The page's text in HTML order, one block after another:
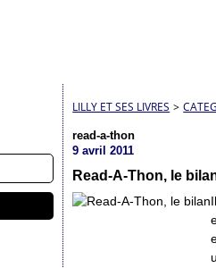
LILLY ET SES LIVRES >
read-a-thon
9 avril 2011
Read-A-Thon, le